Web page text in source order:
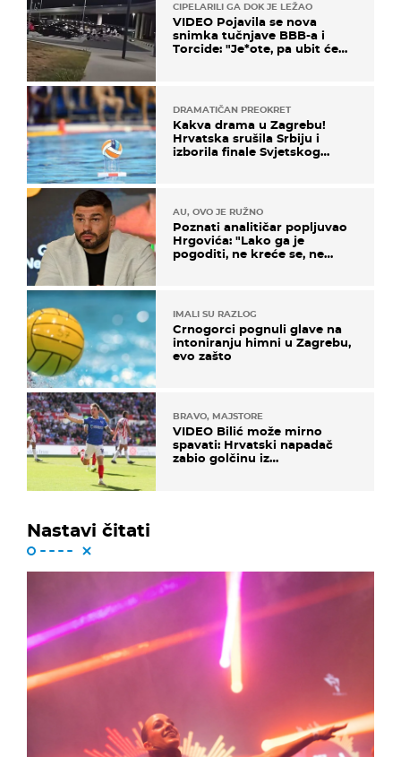
CIPELARILI GA DOK JE LEŽAO
VIDEO Pojavila se nova
snimka tučnjave BBB-a i
Torcide: "Je*ote, pa ubit će
DRAMATIČAN PREOKRET
Kakva drama u Zagrebu!
Hrvatska srušila Srbiju i
izborila finale Svjetskog
AU, OVO JE RUŽNO
Poznati analitičar popljuvao
Hrgovića: "Lako ga je
pogoditi, ne kreće se, ne
IMALI SU RAZLOG
Crnogorci pognuli glave na
intoniranju himni u Zagrebu,
evo zašto
BRAVO, MAJSTORE
VIDEO Bilić može mirno
spavati: Hrvatski napadač
zabio golčinu iz
Nastavi čitati